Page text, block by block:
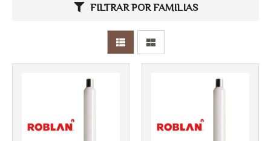
FILTRAR POR FAMILIAS